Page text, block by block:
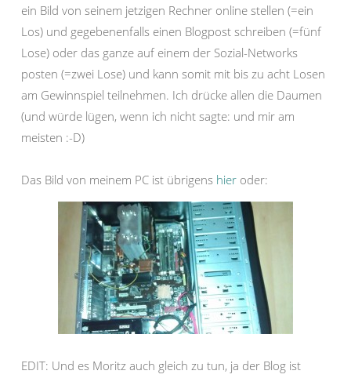
ein Bild von seinem jetzigen Rechner online stellen (=ein
Los) und gegebenenfalls einen Blogpost schreiben (=fünf
Lose) oder das ganze auf einem der Sozial-Networks
posten (=zwei Lose) und kann somit mit bis zu acht Losen
am Gewinnspiel teilnehmen. Ich drücke allen die Daumen
(und würde lügen, wenn ich nicht sagte: und mir am
meisten :-D)
Das Bild von meinem PC ist übrigens hier oder:
EDIT: Und es Moritz auch gleich zu tun, ja der Blog ist